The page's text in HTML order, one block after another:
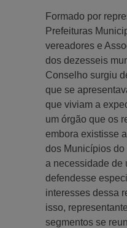
Formado por
Prefeituras
vereadores e
dos dezesseis
Conselho surgiu
que se
que viviam a
um órgão que os
embora existisse
dos Municípios do
a necessidade de
defendesse
interesses dessa
isso,
segmentos se